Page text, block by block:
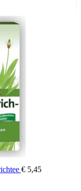
€5,45